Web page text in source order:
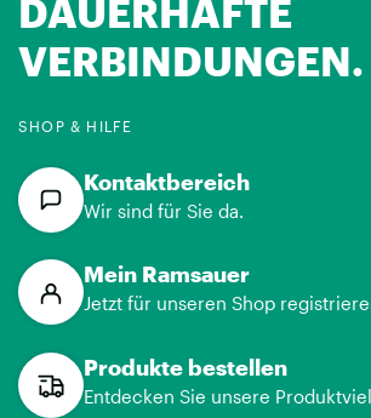
DAUERHAFTE
VERBINDUNGEN.
SHOP & HILFE
Kontaktbereich
Wir sind für Sie da.
Mein Ramsauer
Jetzt für unseren Shop
Produkte bestellen
Entdecken Sie unsere